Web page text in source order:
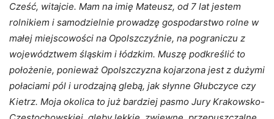
Cześć, witajcie. Mam na imię Mateusz, od 7 lat jestem
rolnikiem i samodzielnie prowadzę gospodarstwo rolne w
małej miejscowości na Opolszczyźnie, na pograniczu z
województwem śląskim i łódzkim. Muszę podkreślić to
położenie, ponieważ Opolszczyzna kojarzona jest z dużymi
połaciami pól i urodzajną glebą, jak słynne Głubczyce czy
Kietrz. Moja okolica to już bardziej pasmo Jury Krakowsko-